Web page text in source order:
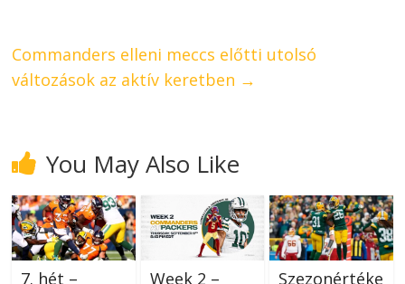
Commanders elleni meccs előtti utolsó
változások az aktív keretben →
You May Also Like
7. hét –
Week 2 –
Szezonértéke